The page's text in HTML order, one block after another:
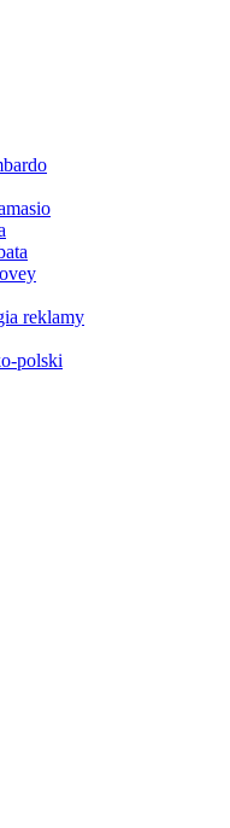
reklamy
polski